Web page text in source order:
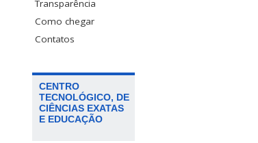
Transparência
Como chegar
Contatos
CENTRO
TECNOLÓGICO, DE
CIÊNCIAS EXATAS
E EDUCAÇÃO